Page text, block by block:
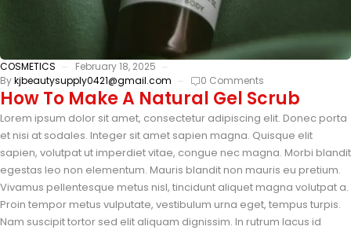
COSMETICS
February 18, 2025
Bykjbeautysupply0421@gmail.com 0 Comments
How To Make A Natural Gel Scrub
Lorem ipsum dolor sit amet, consectetur adipiscing elit. Donec porta
et nisi at sodales. Integer sit amet sapien magna. Quisque elit
sapien, volutpat ut imperdiet vitae, congue nec magna. Morbi blandit
egestas leo non elementum. Mauris blandit non mauris eu pretium.
Vivamus pellentesque metus nisl, tincidunt aliquet magna volutpat a.
Proin tempor metus vulputate, vestibulum urna eget, tempus turpis.
Nam suscipit tortor sed elit aliquam dignissim. In rutrum lacus id